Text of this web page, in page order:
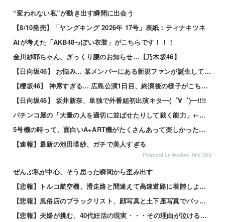
“変われない私”が動き出す瞬間に出会う
【8/10発売】「ヤングキング 2026年 17号」表紙：ティナキツネ
AIが考えた「AKB48っぽい衣装」がこちらです！！！
金川紗耶ちゃん、ぎっくり腰のお知らせ…【乃木坂46】
【日向坂46】 お悩み... 某メンバーにある新規ファンが誕生していた
【櫻坂46】 神席すぎる... 広島公演1日目、終演後の様子がこちら【全国ツアー2026 What’s lonesome?】
【日向坂46】 坂井新奈、単独で外番組初出演キタ━(゜∀゜)━!!!!
パチンコ屋の「大量の人を適切に並ばせたりして裁く能力」←これガチで凄いよなｗｗｗ
5号機の時って、面白いA+ART機がたくさんあって楽しかったよなｗｗｗ
【速報】最新の池田瑛紗、ガチで美人すぎる
Powered by livedoor 相互RSS
ぜんぶ私が中心、そう思った瞬間から歪み出す
【悲報】トルコ航空機、滑走路と間違えて高速道路に着陸しようとして墜落www 他
【悲報】風俗店のブラックリスト、顔写真と土下座写真でバッチリ管理されてる件ｗｗｗｗ 他
【悲報】夫婦が挑む、40代妊活の現実・・・その理由が泣けるｗｗｗｗ 他